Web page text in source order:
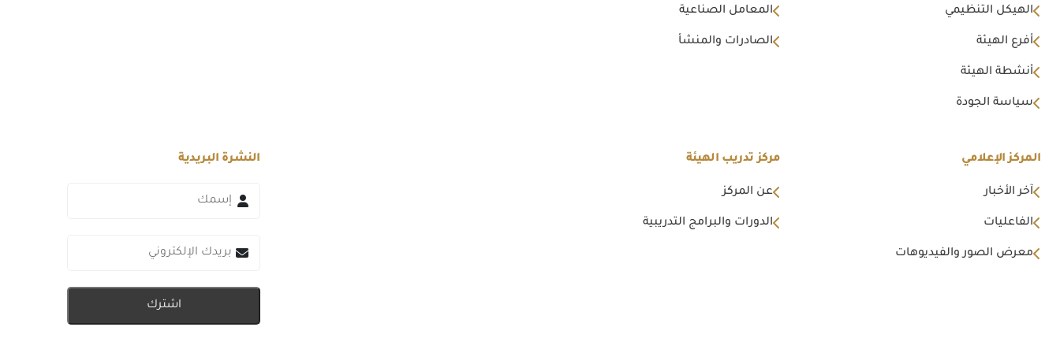
الهيكل التنظيمي
أفرع الهيئة
أنشطة الهيئة
سياسة الجودة
المعامل الصناعية
الصادرات والمنشأ
المركز الإعلامي
آخر الأخبار
الفاعليات
معرض الصور والفيديوهات
مركز تدريب الهيئة
عن المركز
الدورات والبرامج التدريبية
النشرة البريدية
اشترك